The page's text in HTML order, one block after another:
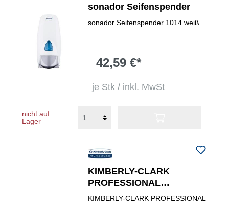
sonador Seifenspender
sonador Seifenspender 1014 weiß
42,59 €*
je Stk / inkl. MwSt
nicht auf
Lager
KIMBERLY-CLARK
PROFESSIONAL
Kosmetikspender
KIMBERLY-CLARK PROFESSIONAL